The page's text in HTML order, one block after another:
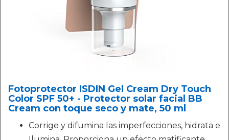
Fotoprotector ISDIN Gel Cream Dry Touch
Color SPF 50+ - Protector solar facial BB
Cream con toque seco y mate, 50 ml
Corrige y difumina las imperfecciones, hidrata e